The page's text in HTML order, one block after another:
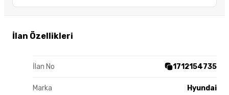
İlan Özellikleri
İlan No 1712154735
Marka Hyundai